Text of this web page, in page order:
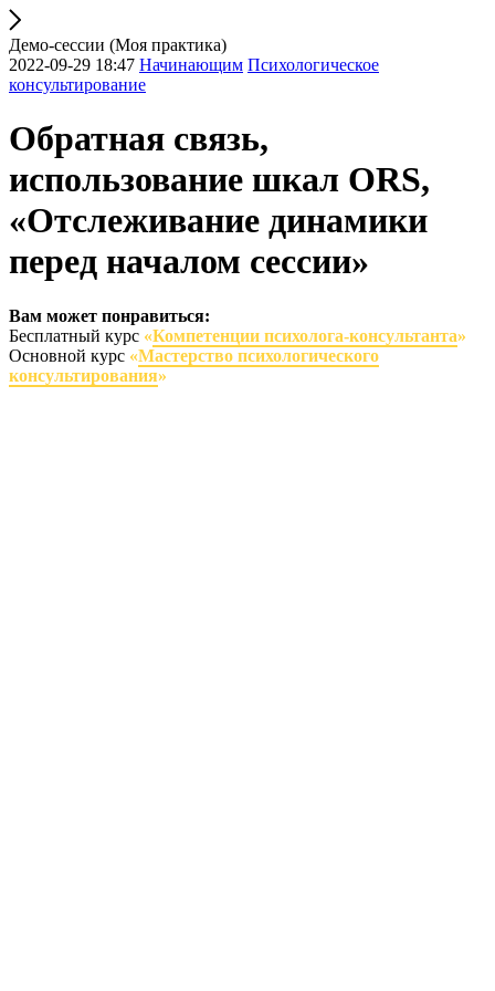
Демо-сессии (Моя практика)
2022-09-29 18:47 Начинающим Психологическое
консультирование
Обратная связь,
использование шкал ORS,
«Отслеживание динамики
перед началом сессии»
Вам может понравиться:
Бесплатный курс «Компетенции психолога-консультанта»
Основной курс «Мастерство психологического
консультирования»